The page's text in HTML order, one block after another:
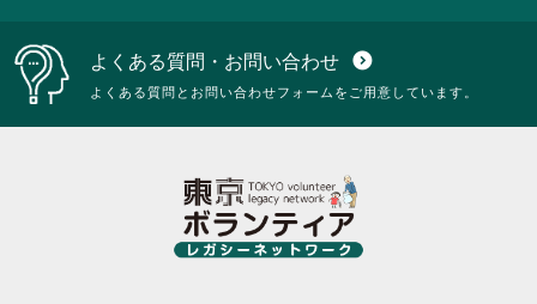
よくある質問・お問い合わせ expand_circle_down
よくある質問とお問い合わせフォームをご用意しています。